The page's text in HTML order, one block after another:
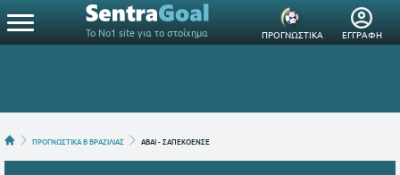
Το Νο1 site για το στοίχημα ΠΡΟΓΝΩΣΤΙΚΑ ΕΓΓΡΑΦΗ
ΠΡΟΓΝΩΣΤΙΚΑ Β ΒΡΑΖΙΛΙΑΣ ΑΒΑΙ - ΣΑΠΕΚΟΕΝΣΕ